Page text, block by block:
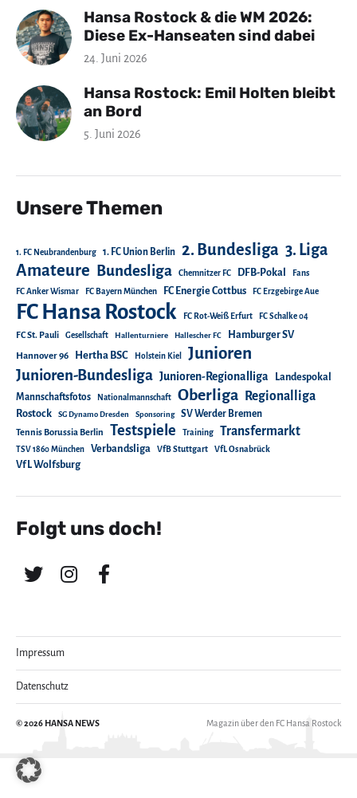
Hansa Rostock & die WM 2026:
Diese Ex-Hanseaten sind dabei
24. Juni 2026
Hansa Rostock: Emil Holten bleibt
an Bord
5. Juni 2026
Unsere Themen
1. FC Neubrandenburg 1. FC Union Berlin 2. Bundesliga 3. Liga
Amateure Bundesliga Chemnitzer FC DFB-Pokal Fans
FC Anker Wismar FC Bayern München FC Energie Cottbus FC Erzgebirge Aue
FC Hansa Rostock FC Rot-Weiß Erfurt FC Schalke 04
FC St. Pauli Gesellschaft Hallenturniere Hallescher FC Hamburger SV
Hannover 96 Hertha BSC Holstein Kiel Junioren
Junioren-Bundesliga Junioren-Regionalliga
Landespokal
Mannschaftsfotos
Nationalmannschaft Oberliga Regionalliga
Rostock SG Dynamo Dresden Sponsoring SV Werder Bremen
Tennis Borussia Berlin Testspiele Training Transfermarkt
TSV 1860 München Verbandsliga VfB Stuttgart VfL Osnabrück
VfL Wolfsburg
Folgt uns doch!
Impressum
Datenschutz
© 2026 HANSA NEWS Magazin über den FC Hansa Rostock